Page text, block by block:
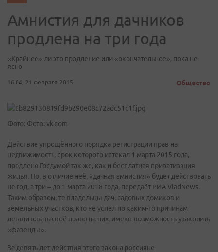
​Амнистия для дачников
продлена на три года
«Крайнее» ли это продление или «окончательное», пока не
ясно
16:04, 21 февраля 2015 Общество
Фото: Фото: vk.com
Действие упрощённого порядка регистрации прав на
недвижимость, срок которого истекал 1 марта 2015 года,
продлено Госдумой так же, как и бесплатная приватизация
жилья. Но, в отличие неё, «дачная амнистия» будет действовать
не год, а три – до 1 марта 2018 года, передаёт РИА VladNews.
Таким образом, те владельцы дач, садовых домиков и
земельных участков, кто не успел по каким-то причинам
легализовать своё право на них, имеют возможность узаконить
«фазенды».
За девять лет действия этого закона россияне